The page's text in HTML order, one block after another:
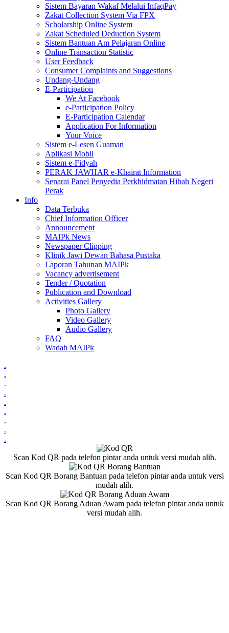
Sistem Bayaran Wakaf Melalui InfaqPay
Zakat Collection System Via FPX
Scholarship Online System
Zakat Scheduled Deduction System
Sistem Bantuan Am Pelajaran Online
Online Transaction Statistic
User Feedback
Consumer Complaints and Suggestions
Undang-Undang
E-Participation
We At Facebook
e-Participation Policy
E-Participation Calendar
Application For Information
Your Voice
Sistem e-Lesen Guaman
Aplikasi Mobil
Sistem e-Fidyah
PERAK JAWHAR e-Khairat Information
Senarai Panel Penyedia Perkhidmatan Hibah Negeri
Perak
Info
Data Terbuka
Chief Information Officer
Announcement
MAIPk News
Newspaper Clipping
Klinik Jawi Dewan Bahasa Pustaka
Laporan Tahunan MAIPk
Vacancy advertisement
Tender / Quotation
Publication and Download
Activities Gallery
Photo Gallery
Video Gallery
Audio Gallery
FAQ
Wadah MAIPk
.
.
.
.
.
.
.
.
.
Scan Kod QR pada telefon pintar anda untuk versi mudah alih.
Scan Kod QR Borang Bantuan pada telefon pintar anda untuk versi
mudah alih.
Scan Kod QR Borang Aduan Awam pada telefon pintar anda untuk
versi mudah alih.